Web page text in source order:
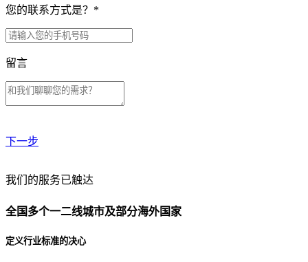
您的联系方式是？ *
留言
下一步
贵公司预算范围是？
贵公司的团队规模是？
我们的服务已触达
全国多个一二线城市及部分海外国家
定义行业标准的决心